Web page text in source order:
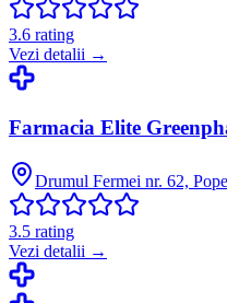
3.6 rating
Vezi detalii →
Farmacia Elite
Drumul Fermei nr. 62,
3.5 rating
Vezi detalii →